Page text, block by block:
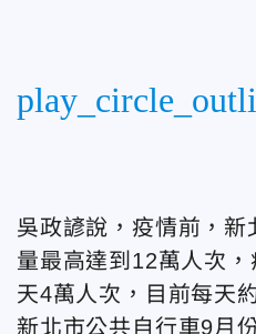
吳政諺說，疫情前，新
量最高達到12萬人次
天4萬人次，目前每天
新北市公共自行車9月